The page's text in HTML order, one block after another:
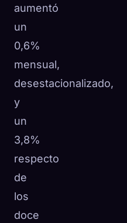
aumentó
un
0,6%
mensual,
desestacionalizado,
y
un
3,8%
respecto
de
los
doce